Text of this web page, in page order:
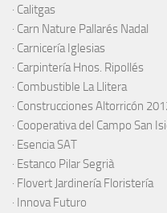
· Calitgas
· Carn Nature Pallarés Nadal
· Carnicería Iglesias
· Carpintería Hnos. Ripollés
· Combustible La Llitera
· Construcciones Altorricón
· Cooperativa del Campo San
· Esencia SAT
· Estanco Pilar Segrià
· Flovert Jardinería Floristería
· Innova Futuro